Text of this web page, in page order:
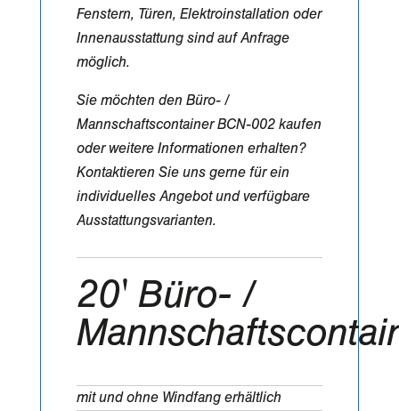
Fenstern, Türen, Elektroinstallation oder
Innenausstattung sind auf Anfrage
möglich.
Sie möchten den Büro- /
Mannschaftscontainer BCN-002 kaufen
oder weitere Informationen erhalten?
Kontaktieren Sie uns gerne für ein
individuelles Angebot und verfügbare
Ausstattungsvarianten.
20' Büro- /
mit und ohne Windfang erhältlich